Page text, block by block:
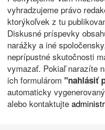
vyhradzujeme právo
ktorýkoľvek z tu
Diskusné príspevky
narážky a iné
neprípustné skutočnosti
vymazať. Pokiaľ narazíte
ich formulárom "nahlásiť
automaticky
alebo kontaktujte